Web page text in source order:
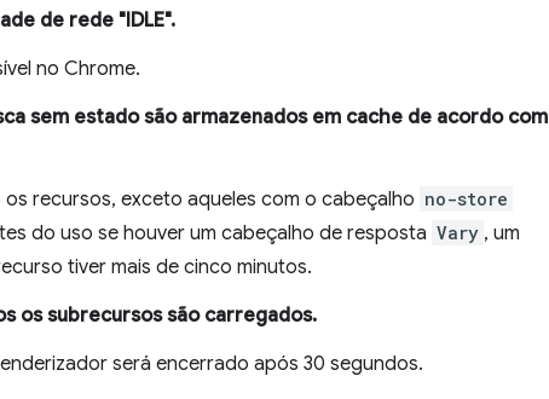
de rede "IDLE".
no Chrome.
sem estado são armazenados em cache de acordo com
recursos, exceto aqueles com o cabeçalho no-store
do uso se houver um cabeçalho de resposta Vary , um
tiver mais de cinco minutos.
os subrecursos são carregados.
será encerrado após 30 segundos.